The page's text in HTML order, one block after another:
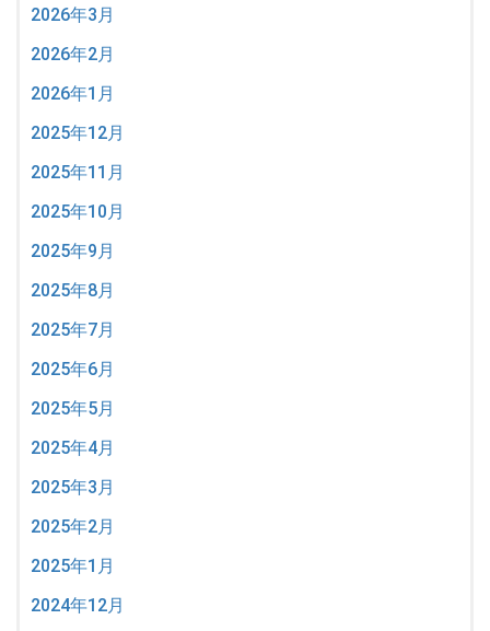
2026年3月
2026年2月
2026年1月
2025年12月
2025年11月
2025年10月
2025年9月
2025年8月
2025年7月
2025年6月
2025年5月
2025年4月
2025年3月
2025年2月
2025年1月
2024年12月